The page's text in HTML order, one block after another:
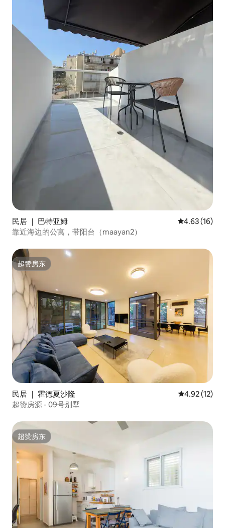
民居 ｜ 巴特亚姆 平均评分
4.63 (16)
靠近海边的公寓，带阳台（maayan2）
超赞房东
超赞房东
民居 ｜ 霍德夏沙隆 平均评分
4.92 (12)
超赞房源 - 09号别墅
超赞房东
超赞房东